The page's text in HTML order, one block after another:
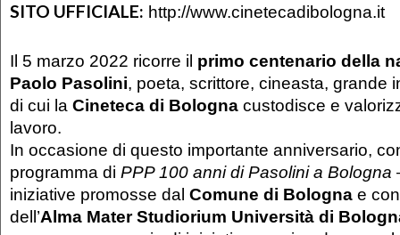
SITO UFFICIALE: http://www.cinetecadibologna.it
Il 5 marzo 2022 ricorre il primo centenario della
Paolo Pasolini, poeta, scrittore, cineasta, grande
di cui la Cineteca di Bologna custodisce e
lavoro.
In occasione di questo importante anniversario,
programma di PPP 100 anni di Pasolini a Bologna
iniziative promosse dal Comune di Bologna e
dell’Alma Mater Studiorium Università di